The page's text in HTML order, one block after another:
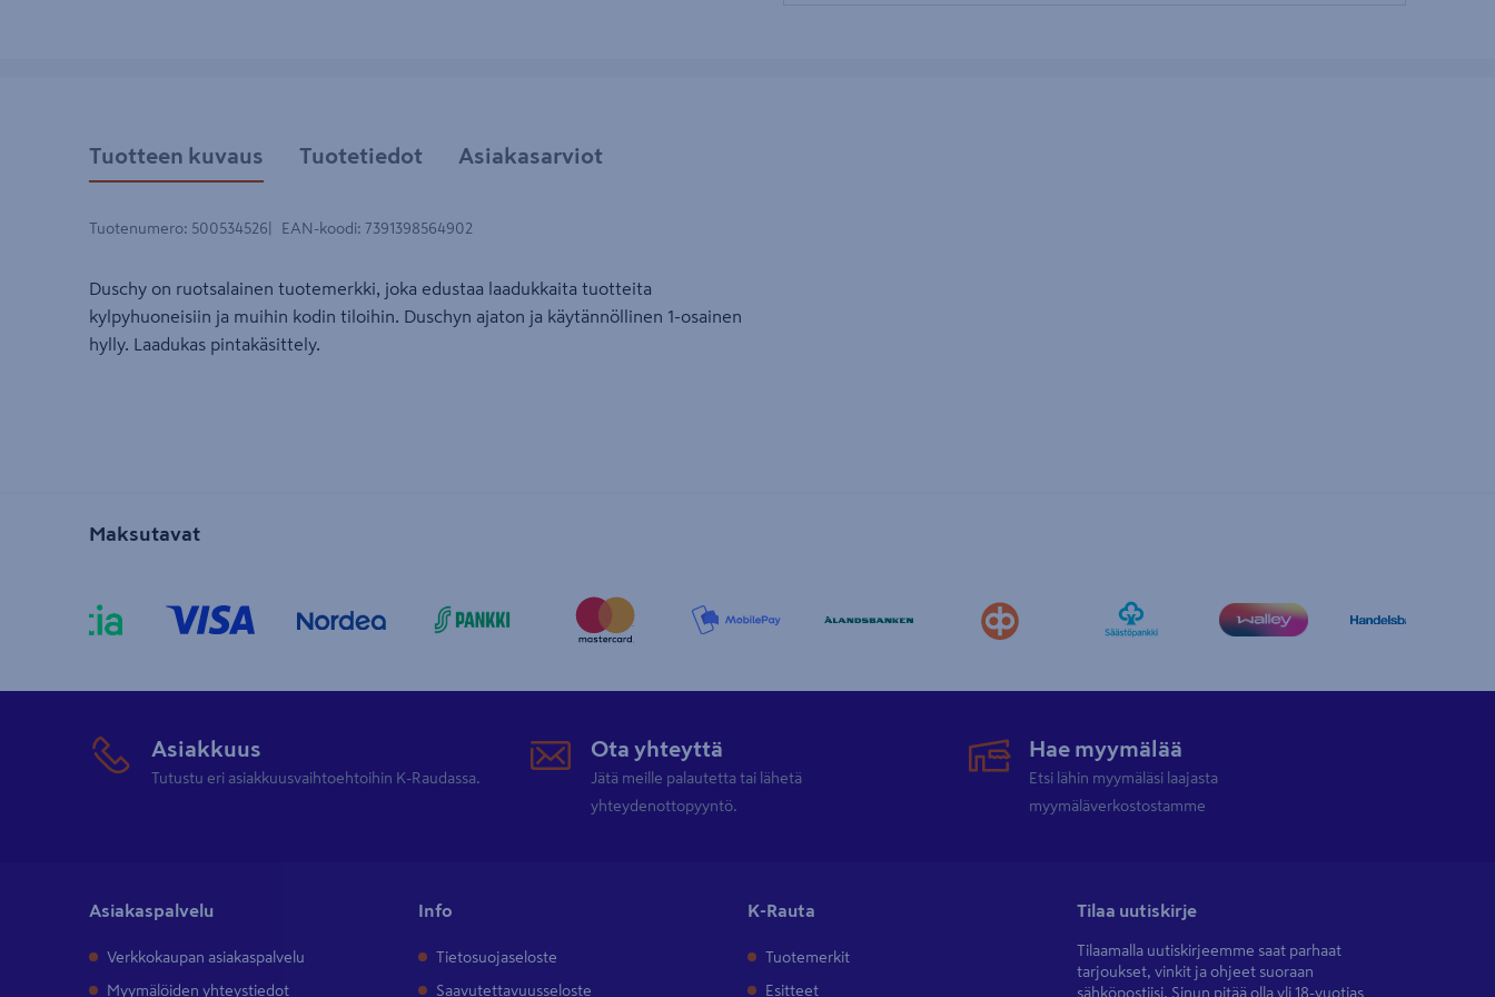
Tuotteen kuvaus Tuotetiedot Asiakasarviot
Tuotenumero: 500534526 EAN-koodi: 7391398564902
Duschy on ruotsalainen tuotemerkki, joka edustaa laadukkaita tuotteita
kylpyhuoneisiin ja muihin kodin tiloihin. Duschyn ajaton ja käytännöllinen 1-osainen
hylly. Laadukas pintakäsittely.
Maksutavat
Asiakkuus
Tutustu eri asiakkuusvaihtoehtoihin K-Raudassa.
Ota yhteyttä
Jätä meille palautetta tai lähetä
yhteydenottopyyntö.
Hae myymälää
Etsi lähin myymäläsi laajasta
myymäläverkostostamme
Asiakaspalvelu
Verkkokaupan asiakaspalvelu
Myymälöiden yhteystiedot
Info
Tietosuojaseloste
Saavutettavuusseloste
K-Rauta
Tuotemerkit
Esitteet
Tilaa uutiskirje
Tilaamalla uutiskirjeemme saat parhaat
tarjoukset, vinkit ja ohjeet suoraan
sähköpostiisi. Sinun pitää olla yli 18-vuotias